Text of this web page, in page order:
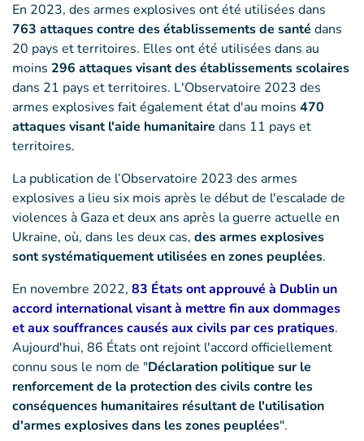
En 2023, des armes explosives ont été utilisées dans
763 attaques contre des établissements de santé dans
20 pays et territoires. Elles ont été utilisées dans au
moins 296 attaques visant des établissements scolaires
dans 21 pays et territoires. L'Observatoire 2023 des
armes explosives fait également état d'au moins 470
attaques visant l'aide humanitaire dans 11 pays et
territoires.
La publication de l’Observatoire 2023 des armes
explosives a lieu six mois après le début de l'escalade de
violences à Gaza et deux ans après la guerre actuelle en
Ukraine, où, dans les deux cas, des armes explosives
sont systématiquement utilisées en zones peuplées.
En novembre 2022, 83 États ont approuvé à Dublin un
accord international visant à mettre fin aux dommages
et aux souffrances causés aux civils par ces pratiques.
Aujourd'hui, 86 États ont rejoint l'accord officiellement
connu sous le nom de "Déclaration politique sur le
renforcement de la protection des civils contre les
conséquences humanitaires résultant de l'utilisation
d'armes explosives dans les zones peuplées".